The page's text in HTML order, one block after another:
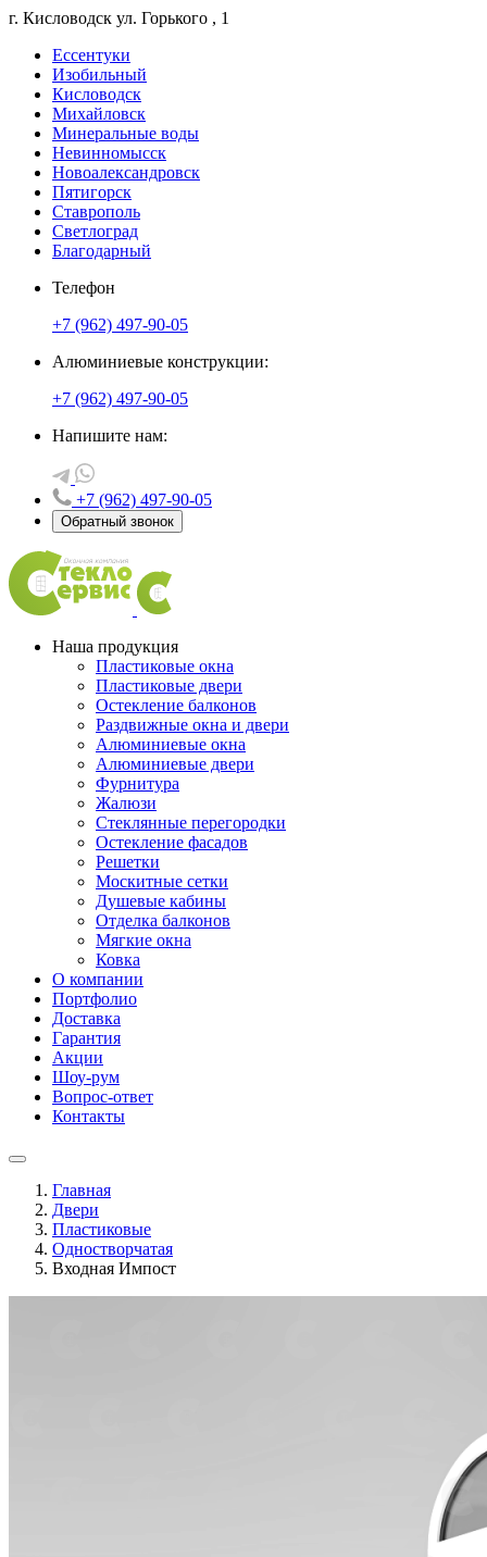
г. Кисловодск ул. Горького , 1
Ессентуки
Изобильный
Кисловодск
Михайловск
Минеральные воды
Невинномысск
Новоалександровск
Пятигорск
Ставрополь
Светлоград
Благодарный
Телефон
+7 (962) 497-90-05
Алюминиевые конструкции:
+7 (962) 497-90-05
Напишите нам:
+7 (962) 497-90-05
Обратный звонок
Наша продукция
Пластиковые окна
Пластиковые двери
Остекление балконов
Раздвижные окна и двери
Алюминиевые окна
Алюминиевые двери
Фурнитура
Жалюзи
Стеклянные перегородки
Остекление фасадов
Решетки
Москитные сетки
Душевые кабины
Отделка балконов
Мягкие окна
Ковка
О компании
Портфолио
Доставка
Гарантия
Акции
Шоу-рум
Вопрос-ответ
Контакты
Главная
Двери
Пластиковые
Одностворчатая
Входная Импост